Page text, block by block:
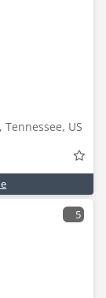
Tennessee, US
5